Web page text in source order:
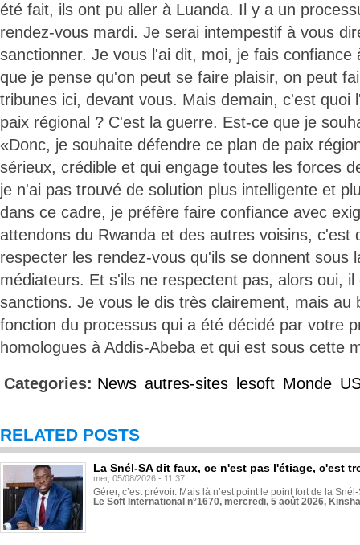
été fait, ils ont pu aller à Luanda. Il y a un
rendez-vous mardi. Je serai intempestif à vous
sanctionner. Je vous l'ai dit, moi, je fais confiance
que je pense qu'on peut se faire plaisir, on peut
tribunes ici, devant vous. Mais demain, c'est quoi
paix régional ? C'est la guerre. Est-ce que je
«Donc, je souhaite défendre ce plan de paix
sérieux, crédible et qui engage toutes les forces
je n'ai pas trouvé de solution plus intelligente et
dans ce cadre, je préfère faire confiance avec
attendons du Rwanda et des autres voisins, c'est
respecter les rendez-vous qu'ils se donnent sous
médiateurs. Et s'ils ne respectent pas, alors oui,
sanctions. Je vous le dis très clairement, mais au
fonction du processus qui a été décidé par votre
homologues à Addis-Abeba et qui est sous cette
Categories: News autres-sites lesoft Monde
RELATED POSTS
La Snél-SA dit faux, ce n'est pas l'étiage, c'est
mer, 05/08/2026 - 11:37
Gérer, c’est prévoir. Mais là n’est point le point fort de la
Le Soft International n°1670, mercredi, 5 août 2026,